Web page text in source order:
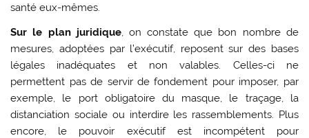
santé eux-mêmes.
Sur le plan juridique, on constate que bon nombre de
mesures, adoptées par l’exécutif, reposent sur des bases
légales inadéquates et non valables. Celles-ci ne
permettent pas de servir de fondement pour imposer, par
exemple, le port obligatoire du masque, le traçage, la
distanciation sociale ou interdire les rassemblements. Plus
encore, le pouvoir exécutif est incompétent pour